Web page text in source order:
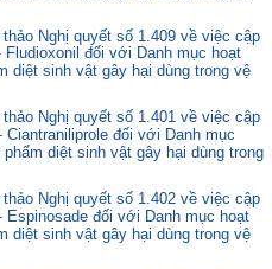
Nghị quyết số 1.409 về việc cập
đối với Danh mục hoạt
diệt sinh vật gây hại dùng trong vệ
Nghị quyết số 1.401 về việc cập
đối với Danh mục
diệt sinh vật gây hại dùng trong
Nghị quyết số 1.402 về việc cập
đối với Danh mục hoạt
diệt sinh vật gây hại dùng trong vệ